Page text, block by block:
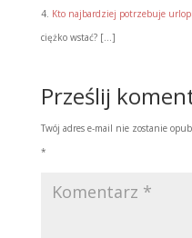
Kto najbardziej potrzebuje
ciężko wstać? […]
Prześlij
Twój adres e-mail nie zostanie
*